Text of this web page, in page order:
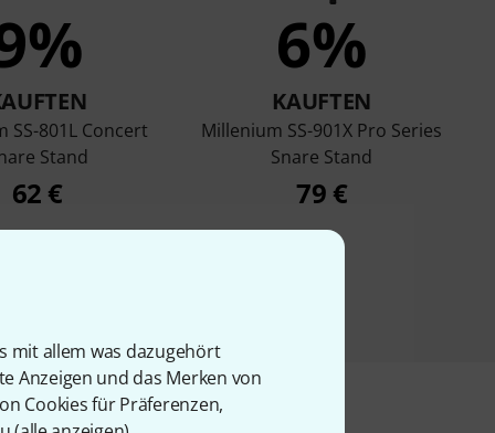
mit allem was dazugehört
Anzeigen und das Merken von
Cookies für Präferenzen,
SS-801L Concert
Stand
62 €
6%
KAUFTEN
Millenium SS-901X Pro Series
Snare Stand
79 €